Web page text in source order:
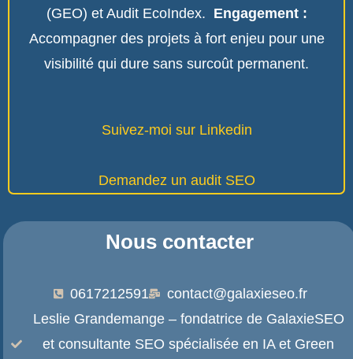
(GEO) et Audit EcoIndex. Engagement :
Accompagner des projets à fort enjeu pour une
visibilité qui dure sans surcoût permanent.
Suivez-moi sur Linkedin
Demandez un audit SEO
Nous contacter
0617212591
contact@galaxieseo.fr
Leslie Grandemange – fondatrice de GalaxieSEO
et consultante SEO spécialisée en IA et Green